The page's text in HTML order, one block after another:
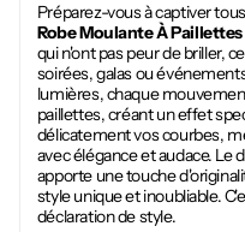
Préparez-vous à captiver
Robe Moulante À
qui n'ont pas peur de briller,
soirées, galas ou
lumières, chaque
paillettes, créant un effet
délicatement vos courbes,
avec élégance et audace. Le
apporte une touche
style unique et inoubliable.
déclaration de style.